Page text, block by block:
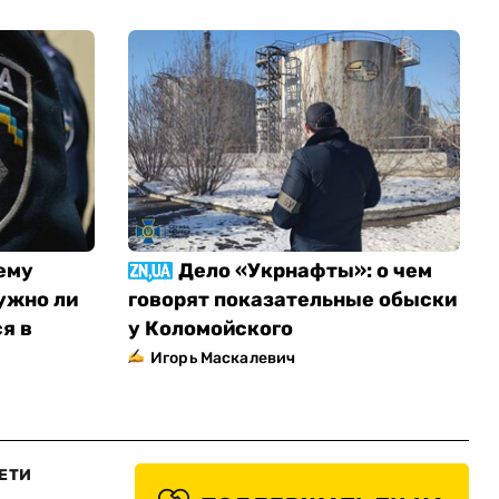
ли
в
Дело «Укрнафты»: о чем
говорят показательные обыски
у Коломойского
Игорь Маскалевич